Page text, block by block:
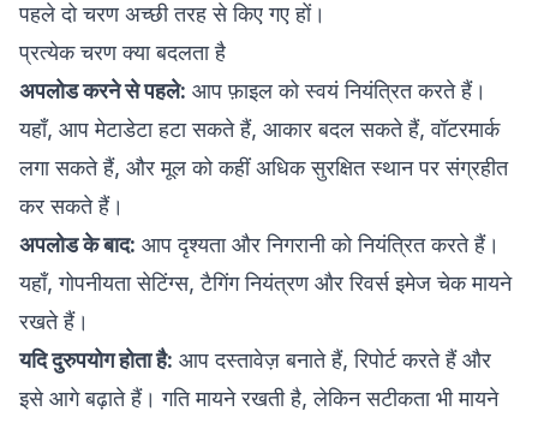
पहले दो चरण अच्छी तरह से किए गए हों।
प्रत्येक चरण क्या बदलता है
अपलोड करने से पहले: आप फ़ाइल को स्वयं नियंत्रित करते हैं।
यहाँ, आप मेटाडेटा हटा सकते हैं, आकार बदल सकते हैं, वॉटरमार्क
लगा सकते हैं, और मूल को कहीं अधिक सुरक्षित स्थान पर संग्रहीत
कर सकते हैं।
अपलोड के बाद: आप दृश्यता और निगरानी को नियंत्रित करते हैं।
यहाँ, गोपनीयता सेटिंग्स, टैगिंग नियंत्रण और रिवर्स इमेज चेक मायने
रखते हैं।
यदि दुरुपयोग होता है: आप दस्तावेज़ बनाते हैं, रिपोर्ट करते हैं और
इसे आगे बढ़ाते हैं। गति मायने रखती है, लेकिन सटीकता भी मायने